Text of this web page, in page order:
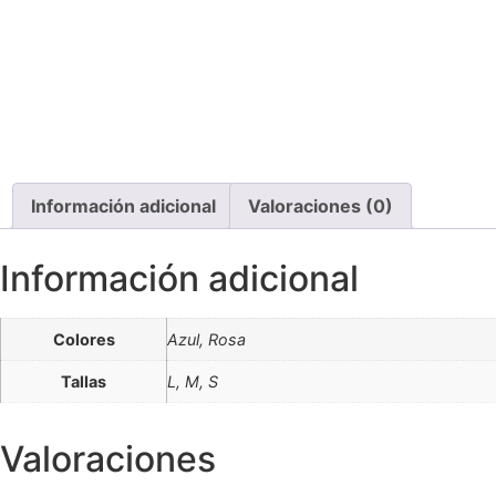
Información adicional Valoraciones (0)
Información adicional
Colores Azul, Rosa
Tallas L, M, S
Valoraciones